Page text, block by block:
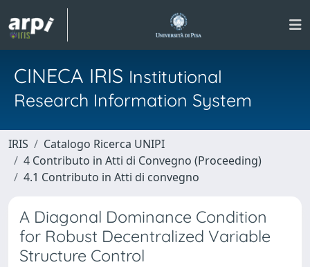
CINECA IRIS Institutional
Research Information System
IRIS
Catalogo Ricerca UNIPI
4 Contributo in Atti di Convegno (Proceeding)
4.1 Contributo in Atti di convegno
A Diagonal Dominance Condition
for Robust Decentralized Variable
Structure Control